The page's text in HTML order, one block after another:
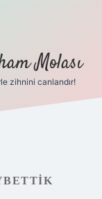
Molası
zihnini canlandır!